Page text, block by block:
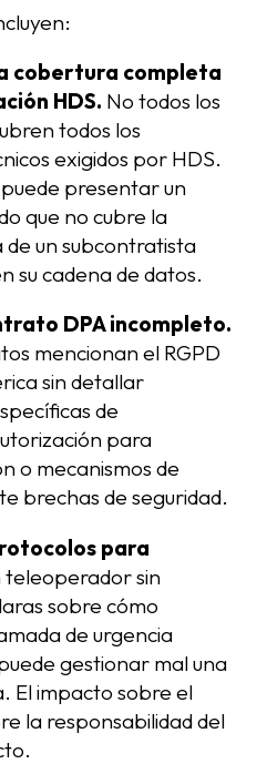
cobertura completa
HDS. No todos los
todos los
exigidos por HDS.
presentar un
que no cubre la
un subcontratista
su cadena de datos.
DPA incompleto.
mencionan el RGPD
sin detallar
de
para
o mecanismos de
brechas de seguridad.
para
teleoperador sin
sobre cómo
de urgencia
gestionar mal una
El impacto sobre el
la responsabilidad del